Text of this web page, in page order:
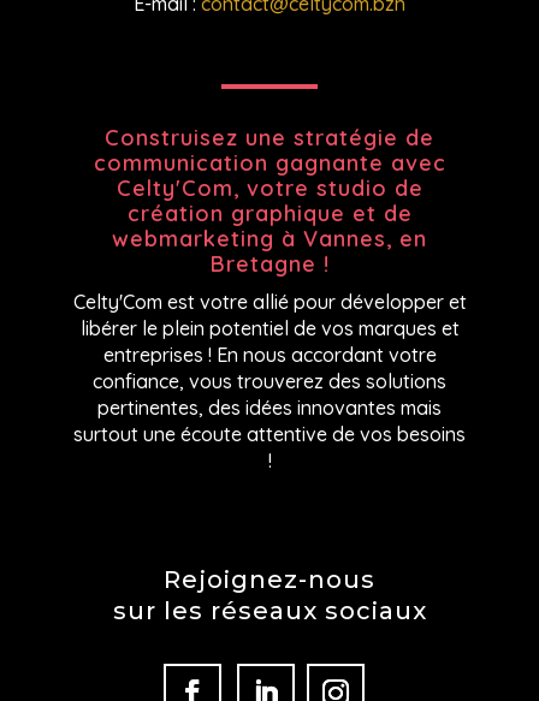
Construisez une stratégie de
communication gagnante avec
Celty'Com, votre studio de
création graphique et de
webmarketing à Vannes, en
Bretagne !
Celty'Com est votre allié pour développer et
libérer le plein potentiel de vos marques et
entreprises ! En nous accordant votre
confiance, vous trouverez des solutions
pertinentes, des idées innovantes mais
surtout une écoute attentive de vos besoins
!
Rejoignez-nous
sur les réseaux sociaux